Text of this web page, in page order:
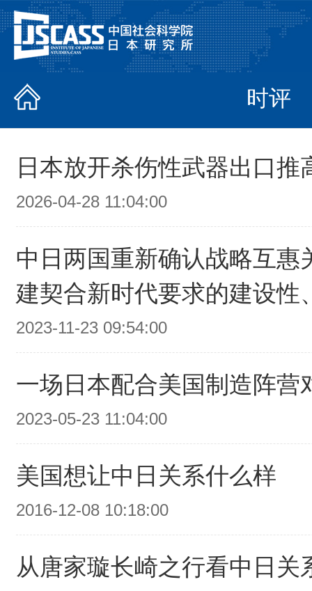
时评
日本放开杀伤性武器出口推
2026-04-28 11:04:00
中日两国重新确认战略互惠
建契合新时代要求的建设性
2023-11-23 09:54:00
一场日本配合美国制造阵营
2023-05-23 11:04:00
美国想让中日关系什么样
2016-12-08 10:18:00
从唐家璇长崎之行看中日关